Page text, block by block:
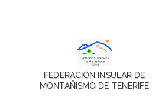
FEDERACIÓN INSULAR DE
MONTAÑISMO DE TENERIFE